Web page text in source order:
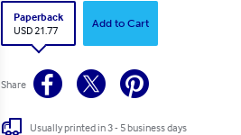
Paperback
USD 21.77
Add to Cart
Share
Usually printed in 3 - 5 business days